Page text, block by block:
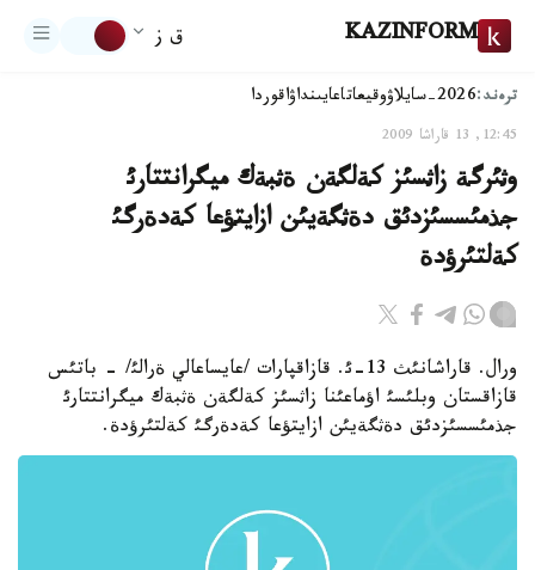
KAZINFORM ق ز
ترەند:2026-سايلاۋ وقيعاتاعايىنداۋاقوردا
12:45, 13 قاراشا 2009
وثئرگة زاثسئز كةلگةن ةثبةك ميگرانتتارئ
جذمئسسئزدئق دةثگةيئن ازايتؤعا كةدةرگئ
كةلتئرؤدة
ورال. قاراشانئث 13-ئ. قازاقپارات /عايساعالي ةرالئ/ - باتئس
قازاقستان وبلئسئ اؤماعئنا زاثسئز كةلگةن ةثبةك ميگرانتتارئ
جذمئسسئزدئق دةثگةيئن ازايتؤعا كةدةرگئ كةلتئرؤدة.